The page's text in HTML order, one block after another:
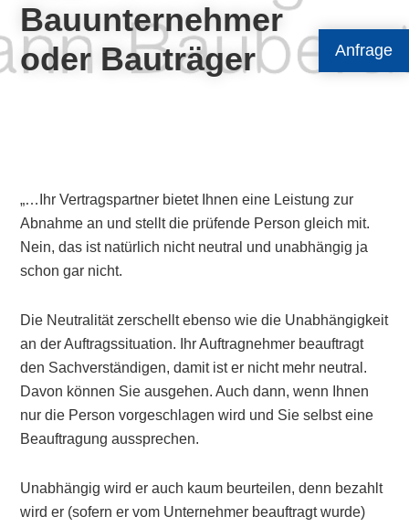
Anfrage
Bauunternehmer
oder Bauträger
„…Ihr Vertragspartner bietet Ihnen eine Leistung zur
Abnahme an und stellt die prüfende Person gleich mit.
Nein, das ist natürlich nicht neutral und unabhängig ja
schon gar nicht.
Die Neutralität zerschellt ebenso wie die Unabhängigkeit
an der Auftragssituation. Ihr Auftragnehmer beauftragt
den Sachverständigen, damit ist er nicht mehr neutral.
Davon können Sie ausgehen. Auch dann, wenn Ihnen
nur die Person vorgeschlagen wird und Sie selbst eine
Beauftragung aussprechen.
Unabhängig wird er auch kaum beurteilen, denn bezahlt
wird er (sofern er vom Unternehmer beauftragt wurde)